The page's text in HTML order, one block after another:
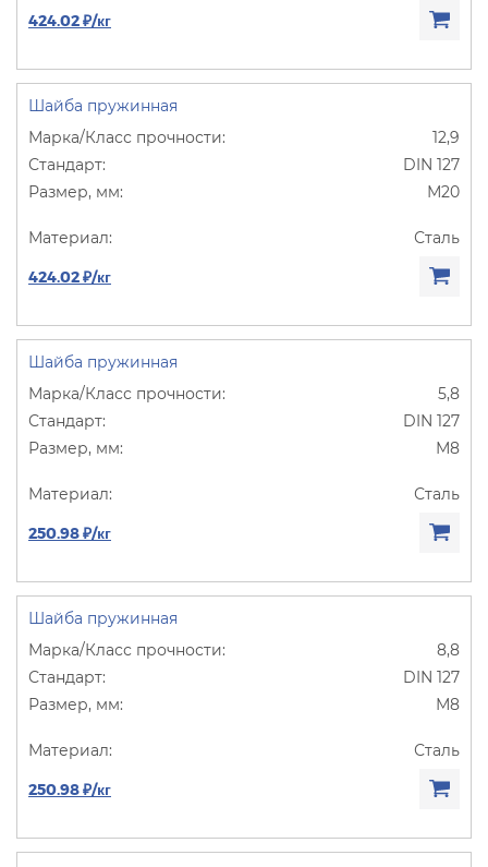
424.02 ₽/кг
Шайба пружинная
12,9
DIN 127
М20
Сталь
424.02 ₽/кг
Шайба пружинная
5,8
DIN 127
М8
Сталь
250.98 ₽/кг
Шайба пружинная
8,8
DIN 127
М8
Сталь
250.98 ₽/кг